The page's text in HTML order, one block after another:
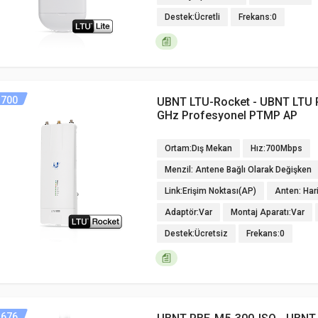
Destek:Ücretli Frekans:0
UBNT LTU-Rocket - UBNT LTU
GHz Profesyonel PTMP AP
Ortam:Dış Mekan Hız:700Mbps
Menzil: Antene Bağlı Olarak Değişken
Link:Erişim Noktası(AP) Anten:
Adaptör:Var Montaj Aparatı:Var
Destek:Ücretsiz Frekans:0